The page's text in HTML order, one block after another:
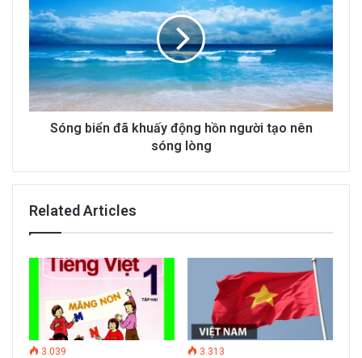
Sóng biển đã khuấy động hồn người tạo nên
sóng lòng
Related Articles
3.039 3.313